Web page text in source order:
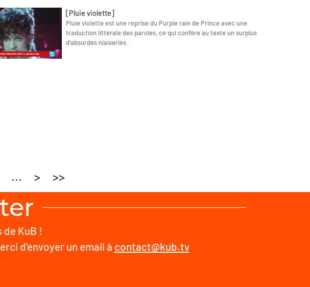
[Pluie violette]
Pluie violette est une reprise du Purple rain de Prince avec une
traduction littérale des paroles, ce qui confère au texte un surplus
d'absurdes niaiseries.
... > >>
de KuB !
d'envoyer un email à contact@kub.tv